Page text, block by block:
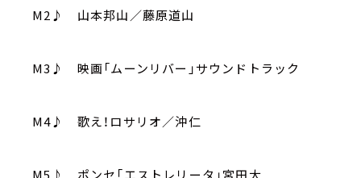
M2♪ 山本邦山／藤原道山
M3♪ 映画「ムーンリバー」サウンドトラック
M4♪ 歌え！ロサリオ／沖仁
M5♪ ポンセ「エストレリータ」宮田大